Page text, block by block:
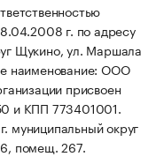
г. по адресу
Щукино, ул. Маршала
наименование: ООО
присвоен
и КПП 773401001.
муниципальный округ
помещ. 267.